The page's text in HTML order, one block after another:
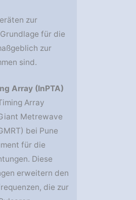
zur
für die
zur
sind.
Array (InPTA)
Array
Metrewave
bei Pune
für die
Diese
erweitern den
die zur